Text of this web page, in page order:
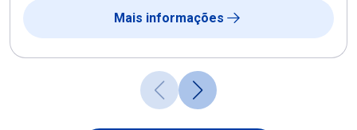
Mais informações